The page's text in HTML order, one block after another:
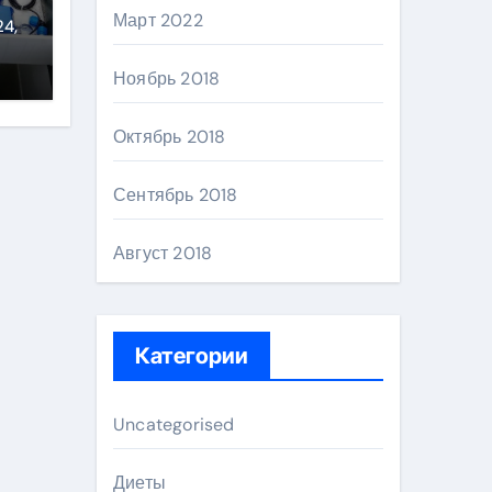
Март 2022
Ноябрь 2018
Октябрь 2018
Сентябрь 2018
Август 2018
Категории
Uncategorised
Диеты